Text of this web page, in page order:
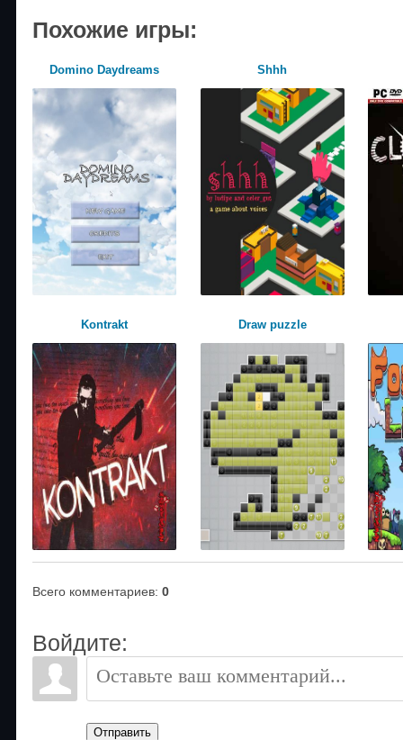
Похожие игры:
Domino Daydreams Shhh
Kontrakt Draw puzzle
Всего комментариев: 0
Войдите:
Отправить